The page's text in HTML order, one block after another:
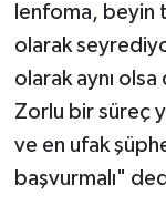
lenfoma,
olarak
olarak aynı olsa
Zorlu bir süreç
ve en ufak
başvurmalı"